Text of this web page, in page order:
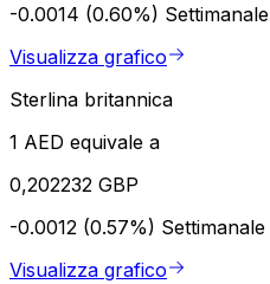
-0.0014 (0.60%) Settimanale
Visualizza grafico
Sterlina britannica
1 AED equivale a
0,202232 GBP
-0.0012 (0.57%) Settimanale
Visualizza grafico